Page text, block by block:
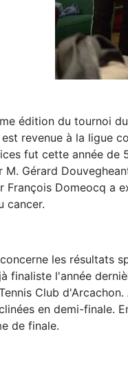
édition du tournoi
revenue à la ligue
fut cette année de
M. Gérard
François Domeocq a
cancer.
les résultats
finaliste l'année
Club
en demi-finale.
de finale.